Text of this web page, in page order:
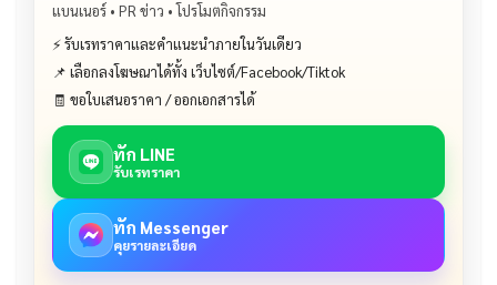
แบนเนอร์ • PR ข่าว • โปรโมตกิจกรรม
⚡ รับเรทราคาและคำแนะนำภายในวันเดียว
📌 เลือกลงโฆษณาได้ทั้ง เว็บไซต์/Facebook/Tiktok
🧾 ขอใบเสนอราคา / ออกเอกสารได้
ทัก LINE
รับเรทราคา
ทัก Messenger
คุยรายละเอียด